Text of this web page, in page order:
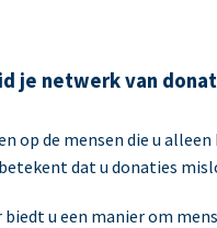
je netwerk van
op de mensen die u
betekent dat u donaties
u een manier om